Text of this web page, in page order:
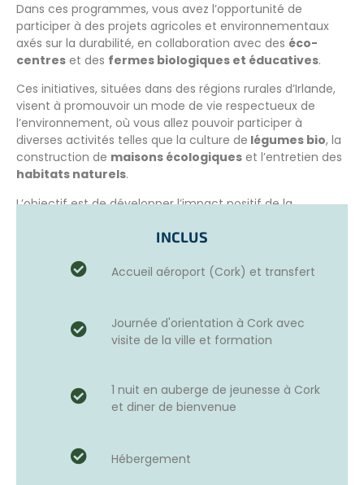
Dans ces programmes, vous avez l’opportunité de
participer à des projets agricoles et environnementaux
axés sur la durabilité, en collaboration avec des éco-
centres et des fermes biologiques et éducatives.
Ces initiatives, situées dans des régions rurales d’Irlande,
visent à promouvoir un mode de vie respectueux de
l’environnement, où vous allez pouvoir participer à
diverses activités telles que la culture de légumes bio, la
construction de maisons écologiques et l’entretien des
habitats naturels.
L’objectif est de développer l’impact positif de la
Vous pouvez combiner le programme en éco-centre
Il est aussi possible de prendre des cours d’anglais
Contactez-nous pour en savoir plus.
Dans ce programme, vous pouvez intégrer 2 éco-centres,
l’un est spécialisé dans la culture biologique de légumes
INCLUS
Accueil aéroport (Cork) et transfert
Journée d'orientation à Cork avec
visite de la ville et formation
1 nuit en auberge de jeunesse à Cork
et diner de bienvenue
Hébergement